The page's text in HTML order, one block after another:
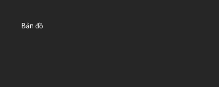
Bản đồ